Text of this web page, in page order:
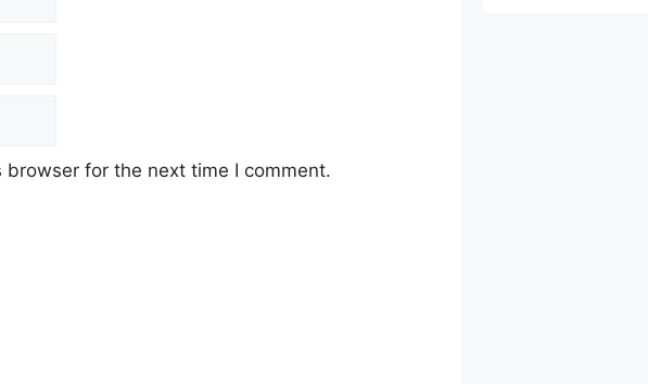
for the next time I comment.